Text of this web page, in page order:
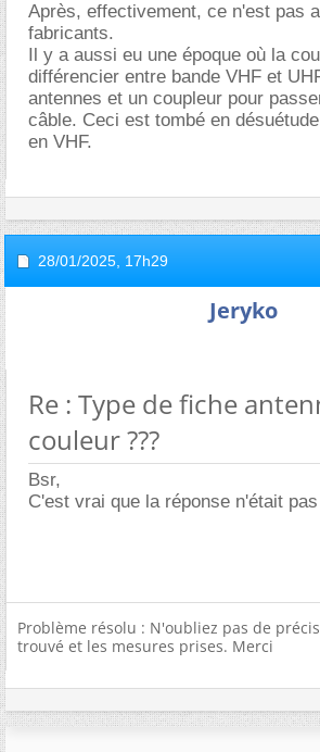
Après, effectivement, ce n'est pas
fabricants.
Il y a aussi eu une époque où la
différencier entre bande VHF et
antennes et un coupleur pour
câble. Ceci est tombé en
en VHF.
28/01/2025, 17h29
Jeryko
Re : Type de fiche
couleur ???
Bsr,
C'est vrai que la réponse n'était
Problème résolu : N'oubliez pas de
trouvé et les mesures prises. Merci